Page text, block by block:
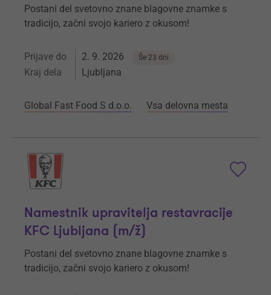
Postani del svetovno znane blagovne znamke s
tradicijo, začni svojo kariero z okusom!
Prijave do 2. 9. 2026 Še 23 dni
Kraj dela Ljubljana
Global Fast Food S d.o.o. Vsa delovna mesta
Namestnik upravitelja restavracije
KFC Ljubljana (m/ž)
Postani del svetovno znane blagovne znamke s
tradicijo, začni svojo kariero z okusom!